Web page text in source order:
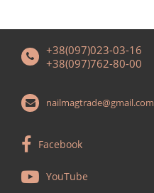
+38(097)023-03-16
+38(097)762-80-00
nailmagtrade@gmail.com
Facebook
YouTube